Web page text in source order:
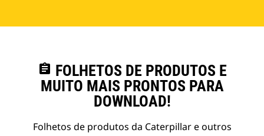
assignment FOLHETOS DE PRODUTOS E
MUITO MAIS PRONTOS PARA
DOWNLOAD!
Folhetos de produtos da Caterpillar e outros